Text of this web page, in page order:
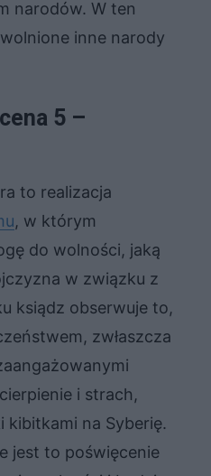
narodów. W ten
inne narody
5 –
to realizacja
, w którym
do wolności, jaką
w związku z
ksiądz obserwuje to,
zwłaszcza
i strach,
na Syberię.
jest to poświęcenie